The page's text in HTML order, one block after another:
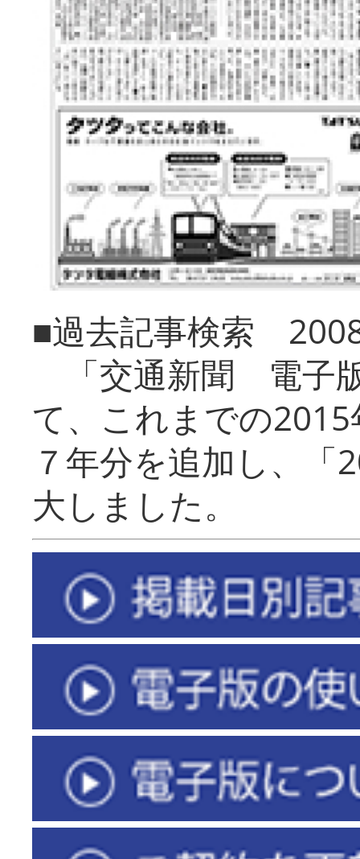
■過去記事検索
「交通新聞 電子
て、これまでの
７年分を追加し、「
大しまし